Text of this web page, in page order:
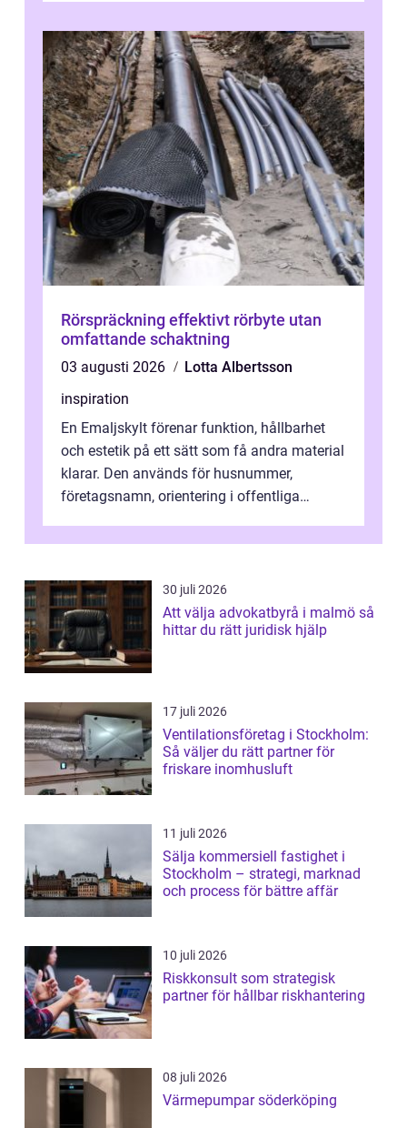
Rörspräckning effektivt rörbyte utan
omfattande schaktning
03 augusti 2026
Lotta Albertsson
inspiration
En Emaljskylt förenar funktion, hållbarhet
och estetik på ett sätt som få andra material
klarar. Den används för husnummer,
företagsnamn, orientering i offentliga
30 juli 2026
Att välja advokatbyrå i malmö så
hittar du rätt juridisk hjälp
17 juli 2026
Ventilationsföretag i Stockholm:
Så väljer du rätt partner för
friskare inomhusluft
11 juli 2026
Sälja kommersiell fastighet i
Stockholm – strategi, marknad
och process för bättre affär
10 juli 2026
Riskkonsult som strategisk
partner för hållbar riskhantering
08 juli 2026
Värmepumpar söderköping